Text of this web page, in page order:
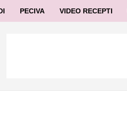
PECIVA VIDEO RECEPTI